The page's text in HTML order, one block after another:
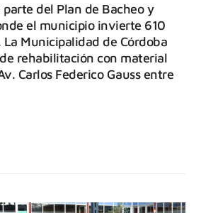
del Plan de Bacheo y
el municipio invierte 610
La Municipalidad de Córdoba
rehabilitación con material
Carlos Federico Gauss entre